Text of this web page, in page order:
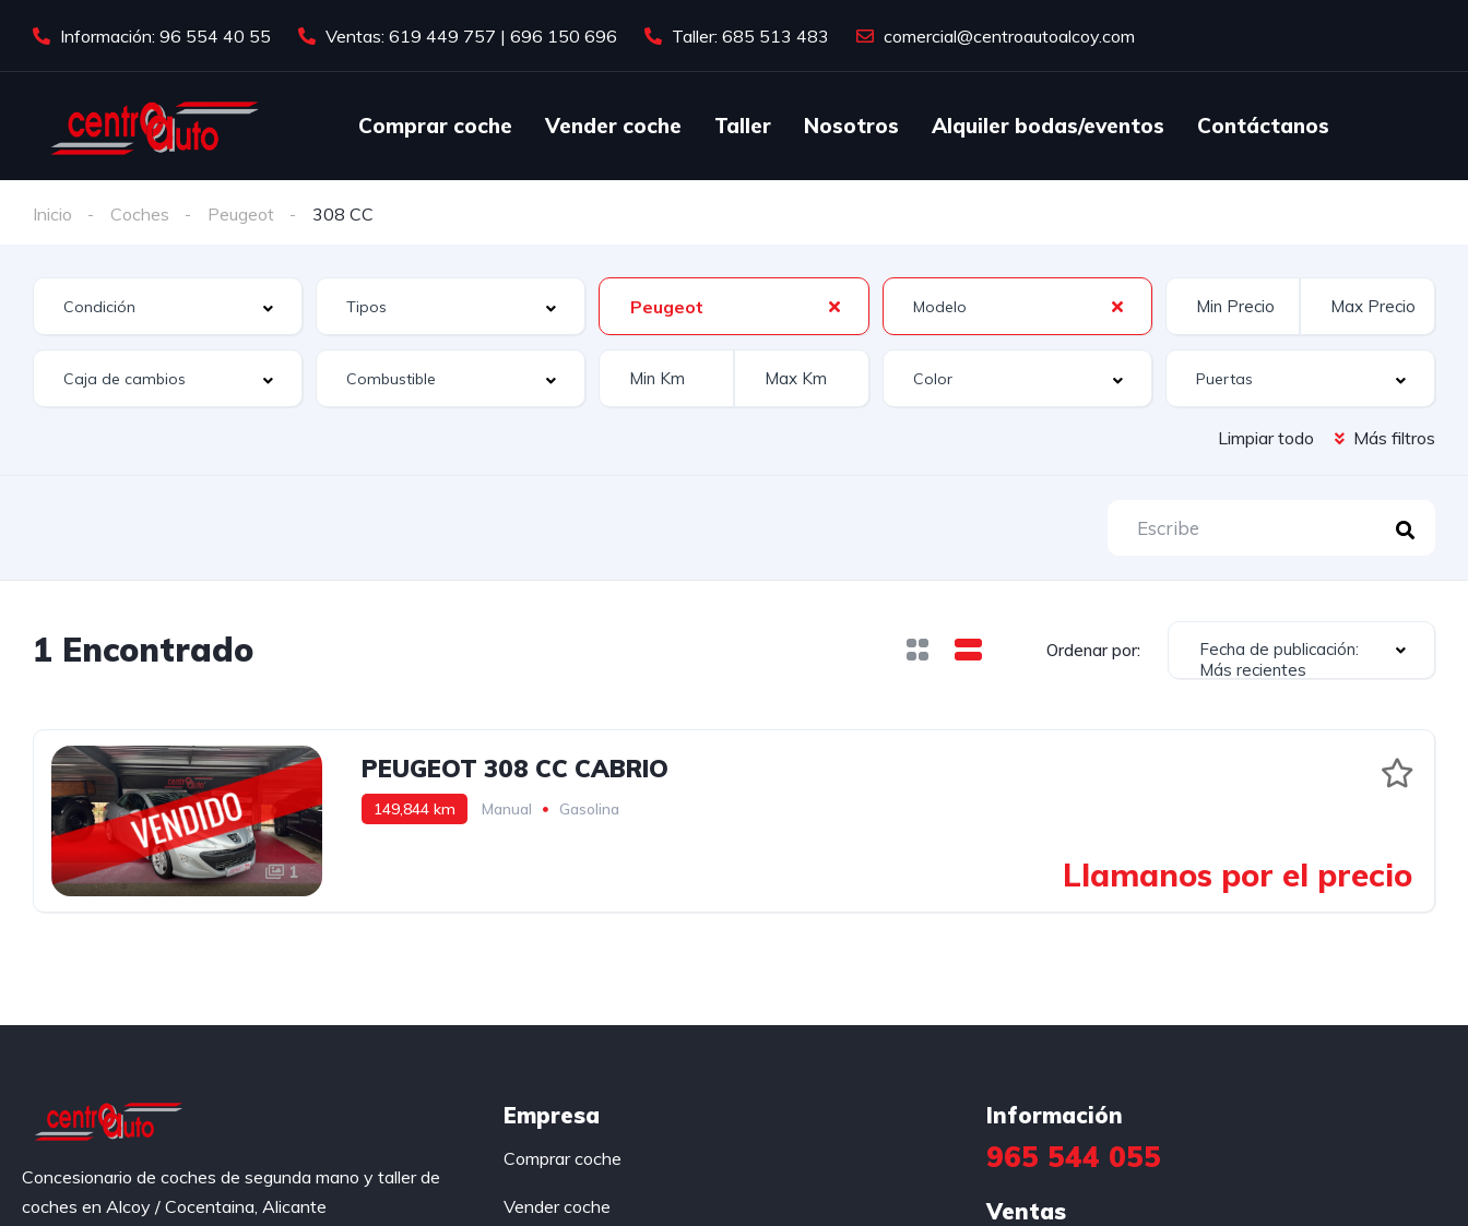
Información: 96 554 40 55 Ventas: 619 449 757 | 696 150 696 Taller: 685 513 483 comercial@centroautoalcoy.com
Comprar coche Vender coche Taller Nosotros Alquiler bodas/eventos Contáctanos
Inicio Coches Peugeot 308 CC
Peugeot
Limpiar todo Más filtros
1 Encontrado Ordenar por:
Fecha de publicación:
Más recientes
1
PEUGEOT 308 CC CABRIO
149,844 km Manual Gasolina
Llamanos por el precio
Concesionario de coches de segunda mano y taller de
coches en Alcoy / Cocentaina, Alicante
Empresa
Comprar coche
Vender coche
Información
965 544 055
Ventas